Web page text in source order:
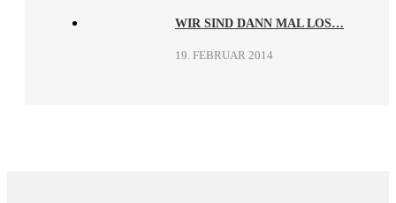
WIR SIND DANN MAL LOS…
19. FEBRUAR 2014